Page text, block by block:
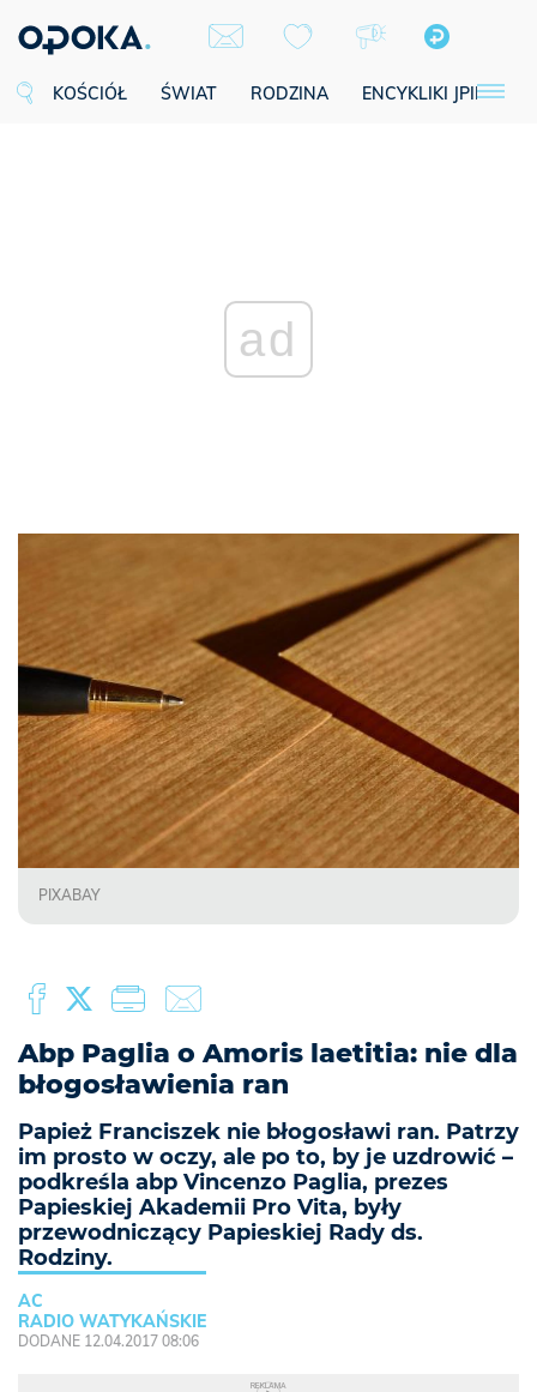
KOŚCIÓŁ ŚWIAT RODZINA ENCYKLIKI JPII
ad
PIXABAY
Abp Paglia o Amoris laetitia: nie dla
błogosławienia ran
Papież Franciszek nie błogosławi ran. Patrzy
im prosto w oczy, ale po to, by je uzdrowić –
podkreśla abp Vincenzo Paglia, prezes
Papieskiej Akademii Pro Vita, były
przewodniczący Papieskiej Rady ds.
Rodziny.
AC
RADIO WATYKAŃSKIE
DODANE 12.04.2017 08:06
REKLAMA